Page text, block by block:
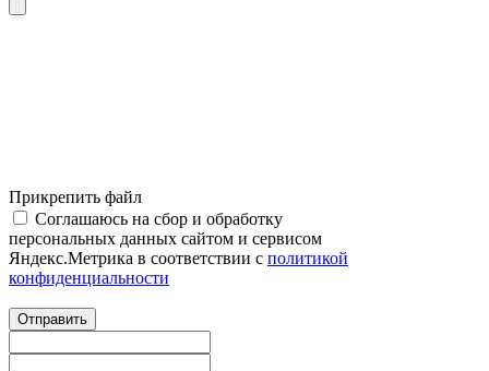
Прикрепить файл
Соглашаюсь на сбор и обработку
персональных данных сайтом и сервисом
Яндекс.Метрика в соответствии с политикой
конфиденциальности
Отправить